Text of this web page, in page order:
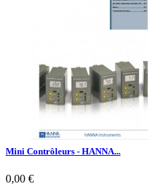
Mini Contrôleurs - HANNA...
0,00 €